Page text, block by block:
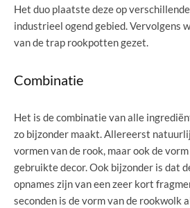
Het duo plaatste deze op
industrieel ogend gebied. Vervolgens
van de trap rookpotten gezet.
Combinatie
Het is de combinatie van alle
zo bijzonder maakt. Allereerst
vormen van de rook, maar ook de
gebruikte decor. Ook bijzonder is dat
opnames zijn van een zeer kort
seconden is de vorm van de rookwolk